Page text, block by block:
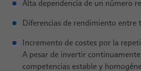
Alta dependencia de un número
Diferencias de rendimiento entre
Incremento de costes por la
A pesar de invertir
competencias estable y